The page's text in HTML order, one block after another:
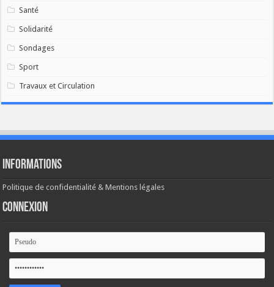
Santé
Solidarité
Sondages
Sport
Travaux et Circulation
Informations
Politique de confidentialité & Mentions légales
Connexion